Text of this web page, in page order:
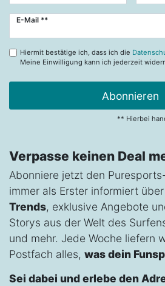
E-Mail **
Newsletter
Hiermit bestätige ich, dass ich die
Meine Einwilligung kann ich jederzeit
Abonnieren
** Hierbei
Verpasse keinen Deal
Abonniere jetzt den
immer als Erster informiert
Trends, exklusive Angebote
Storys aus der Welt des
und mehr. Jede Woche liefern
Postfach alles, was dein
Sei dabei und erlebe den